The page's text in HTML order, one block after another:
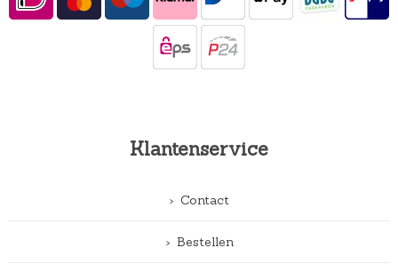
Klantenservice
Contact
Bestellen